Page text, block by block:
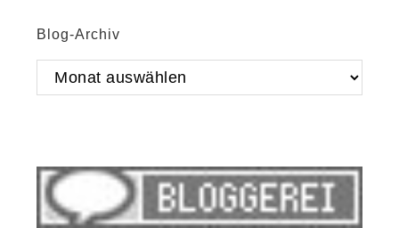
Blog-Archiv
Blog-
Archiv